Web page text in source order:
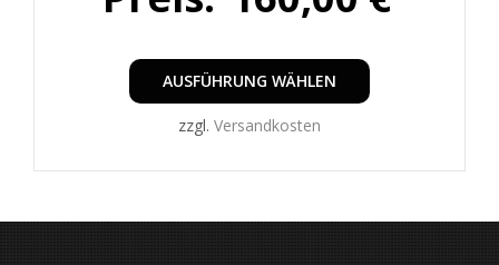
Preis
war:
210,00 €
AUSFÜHRUNG WÄHLEN
weist
auf.
zzgl. Versandkosten